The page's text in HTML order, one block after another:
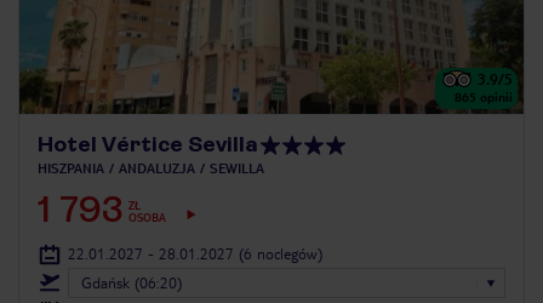
3.9/5
865 opinii
Hotel Vértice Sevilla
HISZPANIA ANDALUZJA SEWILLA
1 793 ZŁ
OSOBA
22.01.2027 - 28.01.2027 (6 noclegów)
Gdańsk (06:20)